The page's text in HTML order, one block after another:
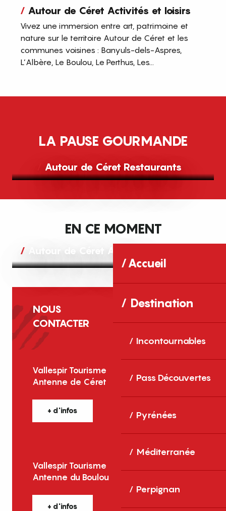
Accueil
Destination
Incontournables
Pass Découvertes
Pyrénées
Méditerranée
Perpignan
Autour de Céret Activités et loisirs
Vivez une immersion entre art, patrimoine et
nature sur le territoire Autour de Céret et les
communes voisines : Banyuls-dels-Aspres,
L’Albère, Le Boulou, Le Perthus, Les...
LA PAUSE GOURMANDE
Autour de Céret Restaurants
EN CE MOMENT
Autour de Céret Agenda
NOUS
CONTACTER
Vallespir Tourisme
Antenne de Céret
+ d'infos
Vallespir Tourisme
Antenne du Boulou
+ d'infos